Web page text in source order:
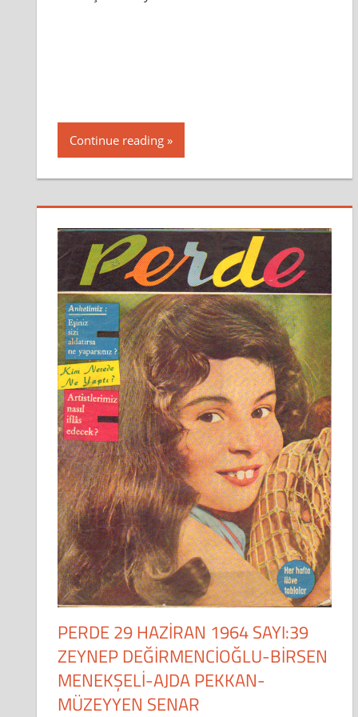
Continue reading
PERDE 29 HAZİRAN 1964 SAYI:39
ZEYNEP DEĞİRMENCİOĞLU-BİRSEN
MENEKŞELİ-AJDA PEKKAN-
MÜZEYYEN SENAR